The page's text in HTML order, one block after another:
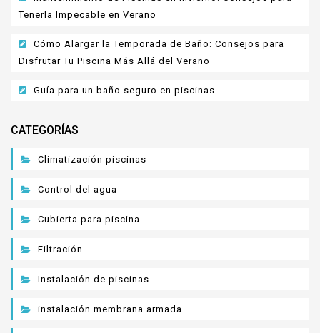
Tenerla Impecable en Verano
Cómo Alargar la Temporada de Baño: Consejos para
Disfrutar Tu Piscina Más Allá del Verano
Guía para un baño seguro en piscinas
CATEGORÍAS
Climatización piscinas
Control del agua
Cubierta para piscina
Filtración
Instalación de piscinas
instalación membrana armada